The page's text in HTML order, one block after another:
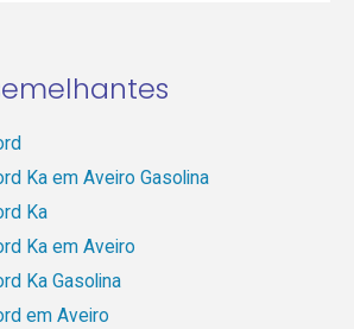
Ka em Aveiro Gasolina
Ka
Ka em Aveiro
Ka Gasolina
em Aveiro